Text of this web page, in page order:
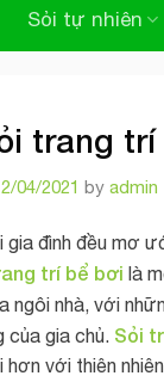
Sỏi tự nhiên
trang
04/2021 by admin
gia đình đều mơ
trí bể bơi là
ngôi nhà, với
của gia chủ. Sỏi
hơn với thiên